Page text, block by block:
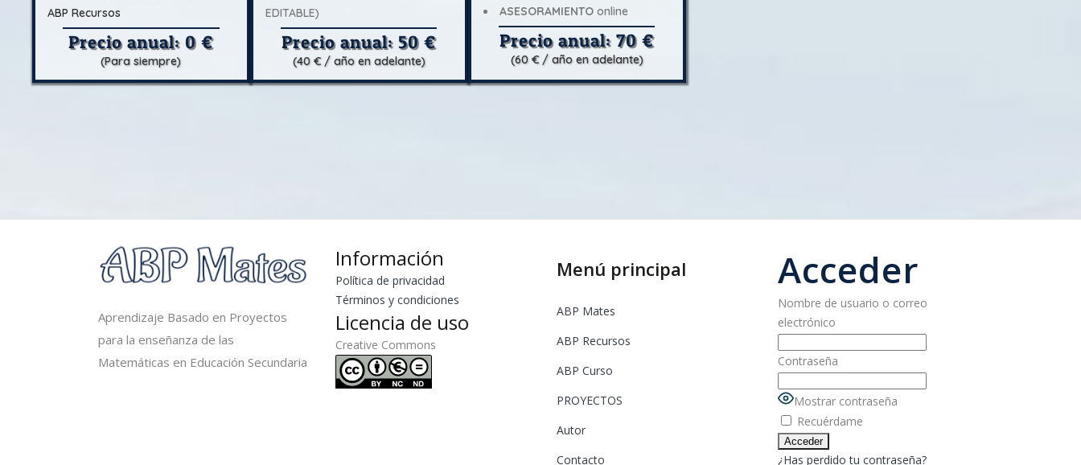
ABP Recursos
Precio anual: 0 €
(Para siempre)
EDITABLE)
Precio anual: 50 €
(40 € / año en adelante)
ASESORAMIENTOonline
Precio anual: 70 €
(60 € / año en adelante)
Aprendizaje Basado en Proyectos
para la enseñanza de las
Matemáticas en Educación Secundaria
Información
Política de privacidad
Términos y condiciones
Licencia de uso
Creative Commons
Menú principal
ABP Mates
ABP Recursos
ABP Curso
PROYECTOS
Autor
Contacto
Acceder
Nombre de usuario o correo
electrónico
Contraseña
Mostrar contraseña
Recuérdame
¿Has perdido tu contraseña?